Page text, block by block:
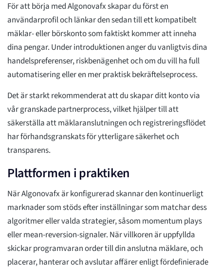
För att börja med Algonovafx skapar du först en
användarprofil och länkar den sedan till ett kompatibelt
mäklar- eller börskonto som faktiskt kommer att inneha
dina pengar. Under introduktionen anger du vanligtvis dina
handelspreferenser, riskbenägenhet och om du vill ha full
automatisering eller en mer praktisk bekräftelseprocess.
Det är starkt rekommenderat att du skapar ditt konto via
vår granskade partnerprocess, vilket hjälper till att
säkerställa att mäklaranslutningen och registreringsflödet
har förhandsgranskats för ytterligare säkerhet och
transparens.
Plattformen i praktiken
När Algonovafx är konfigurerad skannar den kontinuerligt
marknader som stöds efter inställningar som matchar dess
algoritmer eller valda strategier, såsom momentum plays
eller mean-reversion-signaler. När villkoren är uppfyllda
skickar programvaran order till din anslutna mäklare, och
placerar, hanterar och avslutar affärer enligt fördefinierade